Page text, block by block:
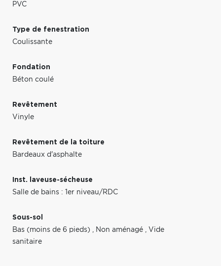
PVC
Type de fenestration
Coulissante
Fondation
Béton coulé
Revêtement
Vinyle
Revêtement de la toiture
Bardeaux d'asphalte
Inst. laveuse-sécheuse
Salle de bains : 1er niveau/RDC
Sous-sol
Bas (moins de 6 pieds) , Non aménagé , Vide
sanitaire